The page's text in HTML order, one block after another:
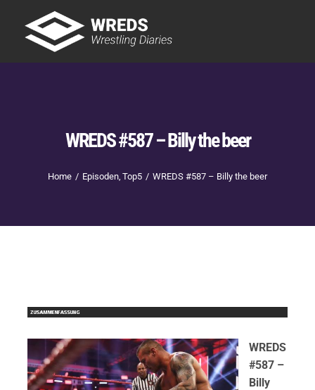
content
WREDS #587 – Billy the beer
Home Episoden Top5 WREDS #587 – Billy the beer
WREDS
#587 –
Billy